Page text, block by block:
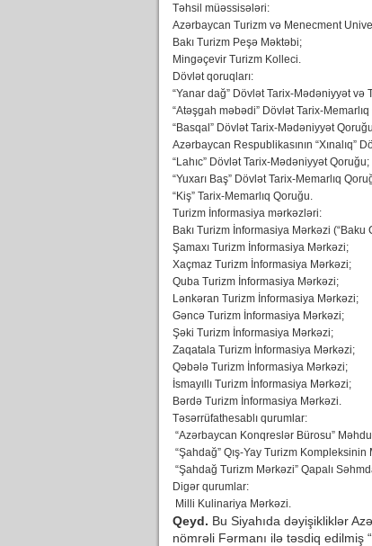
Təhsil müəssisələri:
Azərbaycan Turizm və Menecment
Bakı Turizm Peşə Məktəbi;
Mingəçevir Turizm Kolleci.
Dövlət qoruqları:
“Yanar dağ” Dövlət Tarix-Mədəniyyət və
“Atəşgah məbədi” Dövlət Tarix-
“Basqal” Dövlət Tarix-Mədəniyyət
Azərbaycan Respublikasının “Xınalıq”
“Lahıc” Dövlət Tarix-Mədəniyyət Qoruğu;
“Yuxarı Baş” Dövlət Tarix-Memarlıq
“Kiş” Tarix-Memarlıq Qoruğu.
Turizm İnformasiya mərkəzləri:
Bakı Turizm İnformasiya Mərkəzi
Şamaxı Turizm İnformasiya Mərkəzi;
Xaçmaz Turizm İnformasiya Mərkəzi;
Quba Turizm İnformasiya Mərkəzi;
Lənkəran Turizm İnformasiya Mərkəzi;
Gəncə Turizm İnformasiya Mərkəzi;
Şəki Turizm İnformasiya Mərkəzi;
Zaqatala Turizm İnformasiya Mərkəzi;
Qəbələ Turizm İnformasiya Mərkəzi;
İsmayıllı Turizm İnformasiya Mərkəzi;
Bərdə Turizm İnformasiya Mərkəzi.
Təsərrüfathesablı qurumlar:
“Azərbaycan Konqreslər Bürosu”
“Şahdağ” Qış-Yay Turizm Kompleksinin
“Şahdağ Turizm Mərkəzi” Qapalı
Digər qurumlar:
Milli Kulinariya Mərkəzi.
Qeyd. Bu Siyahıda dəyişikliklər
nömrəli Fərmanı ilə təsdiq edilmiş